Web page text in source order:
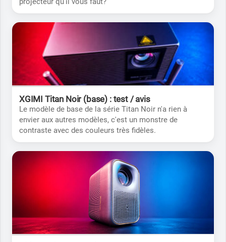
XGIMI Titan Noir (base) : test / avis
Le modèle de base de la série Titan Noir n'a rien à
envier aux autres modèles, c'est un monstre de
contraste avec des couleurs très fidèles.